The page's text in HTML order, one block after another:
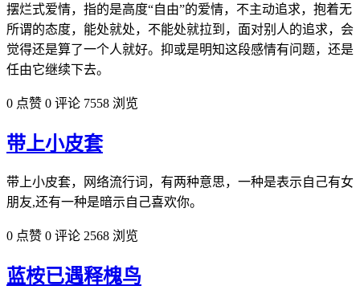
摆烂式爱情，指的是高度“自由”的爱情，不主动追求，抱着无
所谓的态度，能处就处，不能处就拉到，面对别人的追求，会
觉得还是算了一个人就好。抑或是明知这段感情有问题，还是
任由它继续下去。
0 点赞 0 评论 7558 浏览
带上小皮套
带上小皮套，网络流行词，有两种意思，一种是表示自己有女
朋友,还有一种是暗示自己喜欢你。
0 点赞 0 评论 2568 浏览
蓝桉已遇释槐鸟